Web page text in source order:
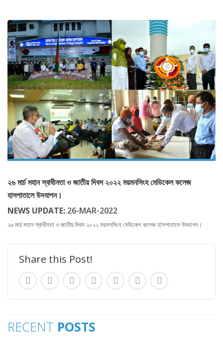
২৬ মার্চ মহান স্বাধীনতা ও জাতীয় দিবস ২০২২ ময়মনসিংহ মেডিকেল কলেজ
হাসপাতালে উদযাপন।
NEWS UPDATE: 26-MAR-2022
২৬ মার্চ মহান স্বাধীনতা ও জাতীয় দিবস ২০২২ ময়মনসিংহ মেডিকেল কলেজ হাসপাতালে উদযাপন।
Share this Post!
RECENT POSTS